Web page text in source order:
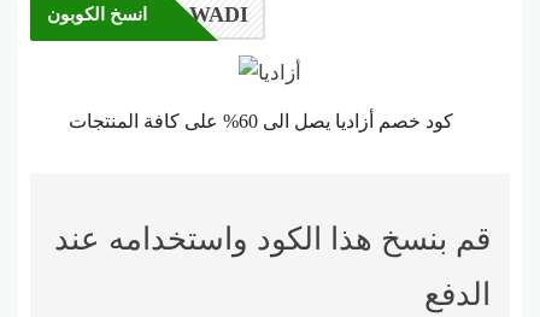
WADI انسخ الكوبون
كود خصم أزاديا يصل الى 60% على كافة المنتجات
قم بنسخ هذا الكود واستخدامه عند
الدفع